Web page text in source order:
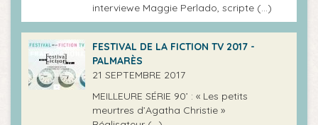
interviewe Maggie Perlado, scripte (…)
FESTIVAL DE LA FICTION TV 2017 -
PALMARÈS
21 SEPTEMBRE 2017
MEILLEURE SÉRIE 90’ : « Les petits
meurtres d’Agatha Christie »